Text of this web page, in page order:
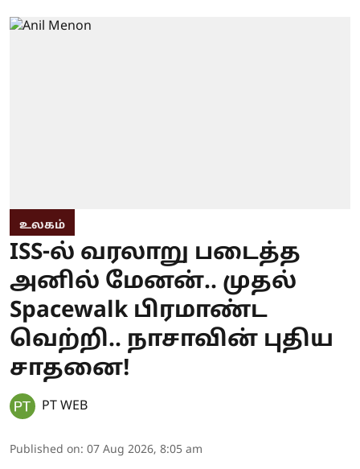
உலகம்
ISS-ல் வரலாறு படைத்த
அனில் மேனன்.. முதல்
Spacewalk பிரமாண்ட
வெற்றி.. நாசாவின் புதிய
சாதனை!
PT WEB
Published on: 07 Aug 2026, 8:05 am